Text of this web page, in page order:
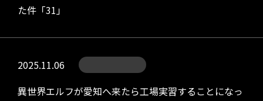
た件「31」
2025.11.06
異世界エルフが愛知へ来たら工場実習することになっ